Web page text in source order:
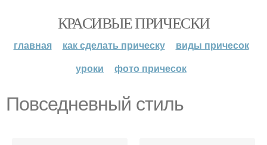
КРАСИВЫЕ ПРИЧЕСКИ
главная как сделать прическу
виды причесок
уроки
фото причесок
Повседневный стиль